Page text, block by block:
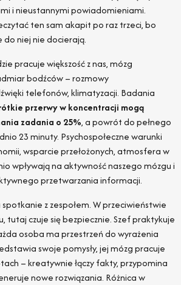
i nieustannymi powiadomieniami.
ten sam akapit po raz trzeci, bo
do niej nie docierają.
pracuje większość z nas, mózg
bodźców – rozmowy
telefonów, klimatyzacji. Badania
przerwy w koncentracji mogą
zadania o 25%, a powrót do pełnego
23 minuty. Psychospołeczne warunki
wsparcie przełożonych, atmosfera w
wpływają na aktywność naszego mózgu i
przetwarzania informacji.
z zespołem. W przeciwieństwie
tutaj czuje się bezpiecznie. Szef praktykuje
osoba ma przestrzeń do wyrażenia
swoje pomysły, jej mózg pracuje
– kreatywnie łączy fakty, przypomina
nowe rozwiązania. Różnica w